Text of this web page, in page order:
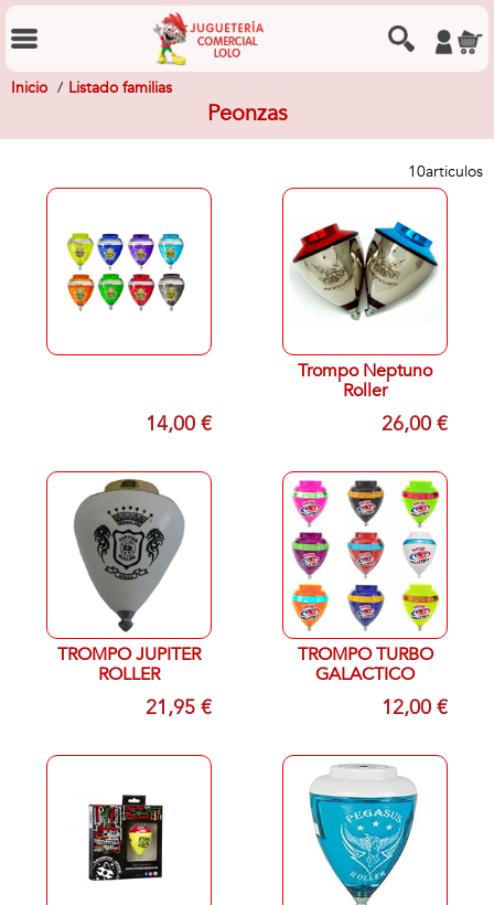
Inicio Listado familias
Peonzas
10articulos
14,00 €
Trompo Neptuno
Roller
26,00 €
TROMPO JUPITER
ROLLER
21,95 €
TROMPO TURBO
GALACTICO
12,00 €